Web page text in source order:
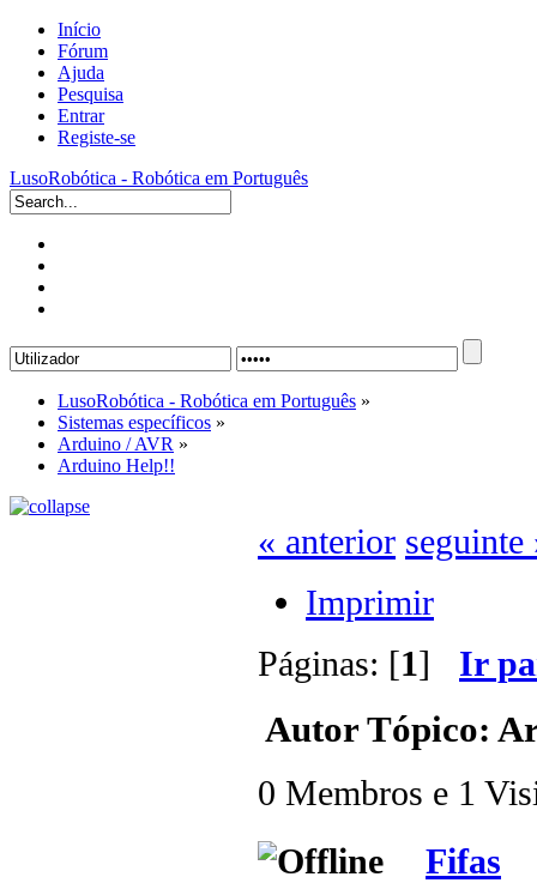
Início
Fórum
Ajuda
Pesquisa
Entrar
Registe-se
LusoRobótica - Robótica em Português
LusoRobótica - Robótica em Português »
Sistemas específicos »
Arduino / AVR »
Arduino Help!!
« anterior seguinte
Imprimir
Páginas: [1] Ir
AutorTópico:
0 Membros e 1
Fifas